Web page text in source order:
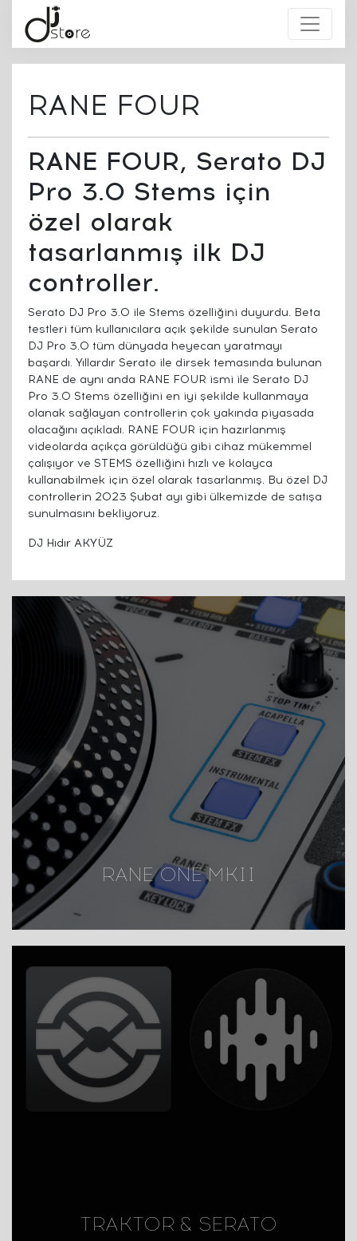
RANE FOUR
RANE FOUR, Serato DJ
Pro 3.0 Stems için
özel olarak
tasarlanmış ilk DJ
controller.
Serato DJ Pro 3.0 ile Stems özelliğini duyurdu. Beta
testleri tüm kullanıcılara açık şekilde sunulan Serato
DJ Pro 3.0 tüm dünyada heyecan yaratmayı
başardı. Yıllardır Serato ile dirsek temasında bulunan
RANE de aynı anda RANE FOUR ismi ile Serato DJ
Pro 3.0 Stems özelliğini en iyi şekilde kullanmaya
olanak sağlayan controllerin çok yakında piyasada
olacağını açıkladı. RANE FOUR için hazırlanmış
videolarda açıkça görüldüğü gibi cihaz mükemmel
çalışıyor ve STEMS özelliğini hızlı ve kolayca
kullanabilmek için özel olarak tasarlanmış. Bu özel DJ
controllerin 2023 Şubat ayı gibi ülkemizde de satışa
sunulmasını bekliyoruz.
DJ Hıdır AKYÜZ
RANE ONE MKII
TRAKTOR & SERATO